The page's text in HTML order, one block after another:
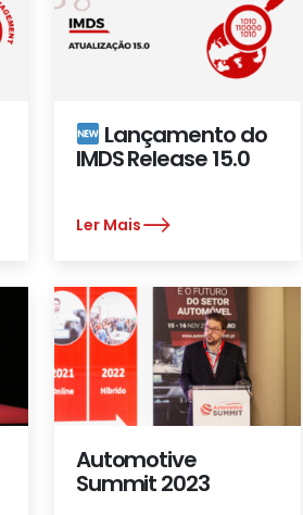
Lançamento do
IMDS Release 15.0
Ler Mais
Automotive
Summit 2023